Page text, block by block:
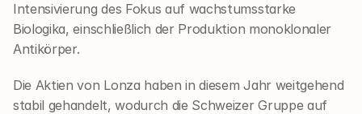
Intensivierung des Fokus auf wachstumsstarke
Biologika, einschließlich der Produktion monoklonaler
Antikörper.
Die Aktien von Lonza haben in diesem Jahr weitgehend
stabil gehandelt, wodurch die Schweizer Gruppe auf